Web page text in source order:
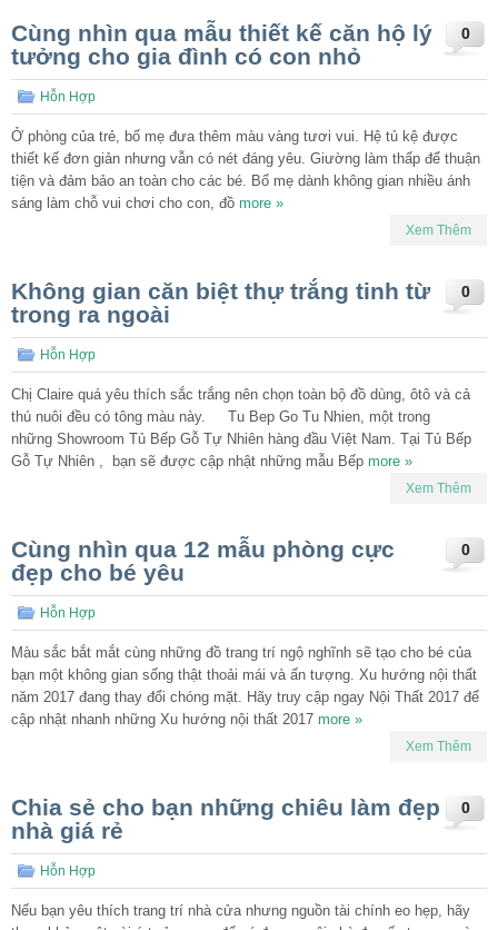
0
Cùng nhìn qua mẫu thiết kế căn hộ lý
tưởng cho gia đình có con nhỏ
Hỗn Hợp
Ở phòng của trẻ, bố mẹ đưa thêm màu vàng tươi vui. Hệ tủ kệ được
thiết kế đơn giản nhưng vẫn có nét đáng yêu. Giường làm thấp để thuận
tiện và đảm bảo an toàn cho các bé. Bố mẹ dành không gian nhiều ánh
sáng làm chỗ vui chơi cho con, đồ more »
Xem Thêm
0
Không gian căn biệt thự trắng tinh từ
trong ra ngoài
Hỗn Hợp
Chị Claire quá yêu thích sắc trắng nên chọn toàn bộ đồ dùng, ôtô và cả
thú nuôi đều có tông màu này. Tu Bep Go Tu Nhien, một trong
những Showroom Tủ Bếp Gỗ Tự Nhiên hàng đầu Việt Nam. Tại Tủ Bếp
Gỗ Tự Nhiên , bạn sẽ được cập nhật những mẫu Bếp more »
Xem Thêm
0
Cùng nhìn qua 12 mẫu phòng cực
đẹp cho bé yêu
Hỗn Hợp
Màu sắc bắt mắt cùng những đồ trang trí ngộ nghĩnh sẽ tạo cho bé của
bạn một không gian sống thật thoải mái và ấn tượng. Xu hướng nội thất
năm 2017 đang thay đổi chóng mặt. Hãy truy cập ngay Nội Thất 2017 để
cập nhật nhanh những Xu hướng nội thất 2017 more »
Xem Thêm
0
Chia sẻ cho bạn những chiêu làm đẹp
nhà giá rẻ
Hỗn Hợp
Nếu bạn yêu thích trang trí nhà cửa nhưng nguồn tài chính eo hẹp, hãy